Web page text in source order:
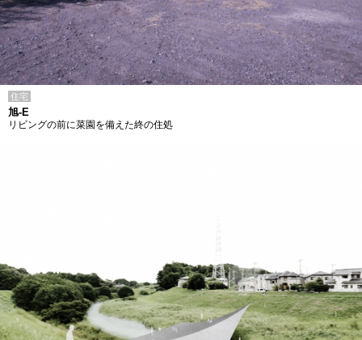
住宅
旭-E
リビングの前に菜園を備えた終の住処